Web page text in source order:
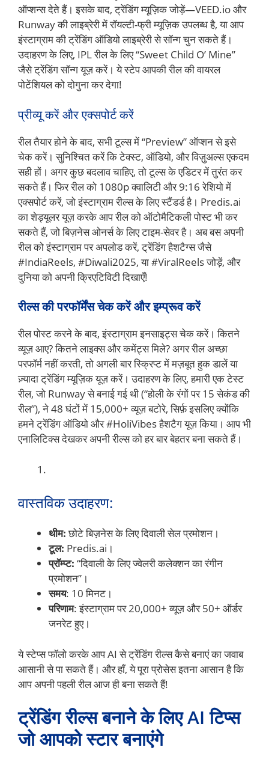
ऑप्शन्स देते हैं। इसके बाद, ट्रेंडिंग म्यूज़िक जोड़ें—VEED.io और
Runway की लाइब्रेरी में रॉयल्टी-फ्री म्यूज़िक उपलब्ध है, या आप
इंस्टाग्राम की ट्रेंडिंग ऑडियो लाइब्रेरी से सॉन्ग चुन सकते हैं।
उदाहरण के लिए, IPL रील के लिए “Sweet Child O’ Mine”
जैसे ट्रेंडिंग सॉन्ग यूज़ करें। ये स्टेप आपकी रील की वायरल
पोटेंशियल को दोगुना कर देगा!
प्रीव्यू करें और एक्सपोर्ट करें
रील तैयार होने के बाद, सभी टूल्स में “Preview” ऑप्शन से इसे
चेक करें। सुनिश्चित करें कि टेक्स्ट, ऑडियो, और विज़ुअल्स एकदम
सही हों। अगर कुछ बदलाव चाहिए, तो टूल्स के एडिटर में तुरंत कर
सकते हैं। फिर रील को 1080p क्वालिटी और 9:16 रेशियो में
एक्सपोर्ट करें, जो इंस्टाग्राम रील्स के लिए स्टैंडर्ड है। Predis.ai
का शेड्यूलर यूज़ करके आप रील को ऑटोमैटिकली पोस्ट भी कर
सकते हैं, जो बिज़नेस ओनर्स के लिए टाइम-सेवर है। अब बस अपनी
रील को इंस्टाग्राम पर अपलोड करें, ट्रेंडिंग हैशटैग्स जैसे
#IndiaReels, #Diwali2025, या #ViralReels जोड़ें, और
दुनिया को अपनी क्रिएटिविटी दिखाएँ!
रील्स की परफॉर्मेंस चेक करें और इम्प्रूव करें
रील पोस्ट करने के बाद, इंस्टाग्राम इनसाइट्स चेक करें। कितने
व्यूज़ आए? कितने लाइक्स और कमेंट्स मिले? अगर रील अच्छा
परफॉर्म नहीं करती, तो अगली बार स्क्रिप्ट में मज़बूत हुक डालें या
ज़्यादा ट्रेंडिंग म्यूज़िक यूज़ करें। उदाहरण के लिए, हमारी एक टेस्ट
रील, जो Runway से बनाई गई थी (“होली के रंगों पर 15 सेकंड की
रील”), ने 48 घंटों में 15,000+ व्यूज़ बटोरे, सिर्फ़ इसलिए क्योंकि
हमने ट्रेंडिंग ऑडियो और #HoliVibes हैशटैग यूज़ किया। आप भी
एनालिटिक्स देखकर अपनी रील्स को हर बार बेहतर बना सकते हैं।
वास्तविक उदाहरण:
थीम:छोटे बिज़नेस के लिए दिवाली सेल प्रमोशन।
टूल: Predis.ai।
प्रॉम्प्ट: “दिवाली के लिए ज्वेलरी कलेक्शन का रंगीन
प्रमोशन”।
समय: 10 मिनट।
परिणाम: इंस्टाग्राम पर 20,000+ व्यूज़ और 50+ ऑर्डर
जनरेट हुए।
ये स्टेप्स फॉलो करके आप AI से ट्रेंडिंग रील्स कैसे बनाएं का जवाब
आसानी से पा सकते हैं। और हाँ, ये पूरा प्रोसेस इतना आसान है कि
आप अपनी पहली रील आज ही बना सकते हैं!
ट्रेंडिंग रील्स बनाने के लिए AI टिप्स
जो आपको स्टार बनाएंगे